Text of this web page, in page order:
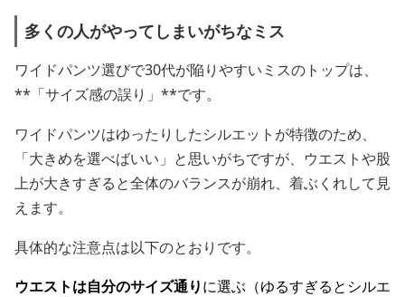
多くの人がやってしまいがちなミス
ワイドパンツ選びで30代が陥りやすいミスのトップは、
**「サイズ感の誤り」**です。
ワイドパンツはゆったりしたシルエットが特徴のため、
「大きめを選べばいい」と思いがちですが、ウエストや股
上が大きすぎると全体のバランスが崩れ、着ぶくれして見
えます。
具体的な注意点は以下のとおりです。
ウエストは自分のサイズ通りに選ぶ（ゆるすぎるとシルエ